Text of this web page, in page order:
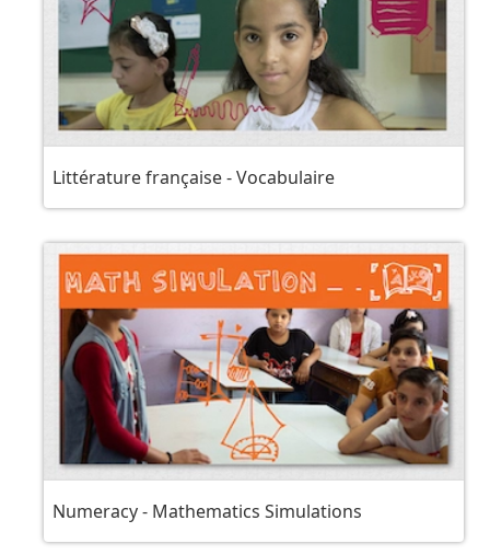
Littérature française - Vocabulaire
Numeracy - Mathematics Simulations